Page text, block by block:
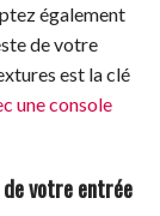
également
de votre
est la clé
une console
votre entrée